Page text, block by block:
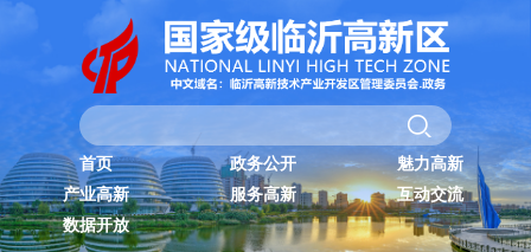
首页 政务公开
魅力高新
产业高新
服务高新
互动交流
数据开放